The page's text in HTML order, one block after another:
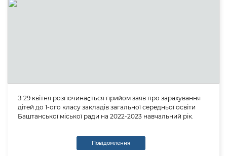
З 29 квітня розпочинається прийом заяв про зарахування
дітей до 1-ого класу закладів загальної середньої освіти
Баштанської міської ради на 2022-2023 навчальний рік.
Повідомлення